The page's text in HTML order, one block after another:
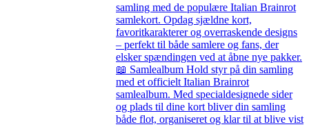
samling med de populære Italian Brainrot
samlekort. Opdag sjældne kort,
favoritkarakterer og overraskende designs
– perfekt til både samlere og fans, der
elsker spændingen ved at åbne nye pakker.
📖 Samlealbum Hold styr på din samling
med et officielt Italian Brainrot
samlealbum. Med specialdesignede sider
og plads til dine kort bliver din samling
både flot, organiseret og klar til at blive vist